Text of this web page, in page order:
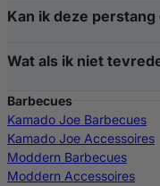
Kan ik deze
Wat als ik niet
Barbecues
Kamado Joe Barbecues
Kamado Joe Accessoires
Moddern Barbecues
Moddern Accessoires